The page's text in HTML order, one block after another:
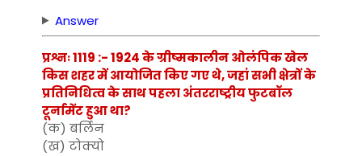
Answer
प्रश्नः 1119 :- 1924 के ग्रीष्मकालीन ओलंपिक खेल
किस शहर में आयोजित किए गए थे, जहां सभी क्षेत्रों के
प्रतिनिधित्व के साथ पहला अंतरराष्ट्रीय फुटबॉल
टूर्नामेंट हुआ था?
(क) बर्लिन
(ख) टोक्यो